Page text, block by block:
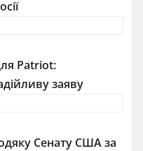
Patriot:
заяву
Сенату США за